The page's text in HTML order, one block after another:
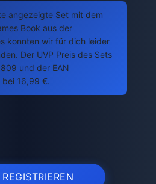
angezeigte Set mit dem
Book aus der
konnten wir für dich leider
Der UVP Preis des Sets
und der EAN
16,99 €.